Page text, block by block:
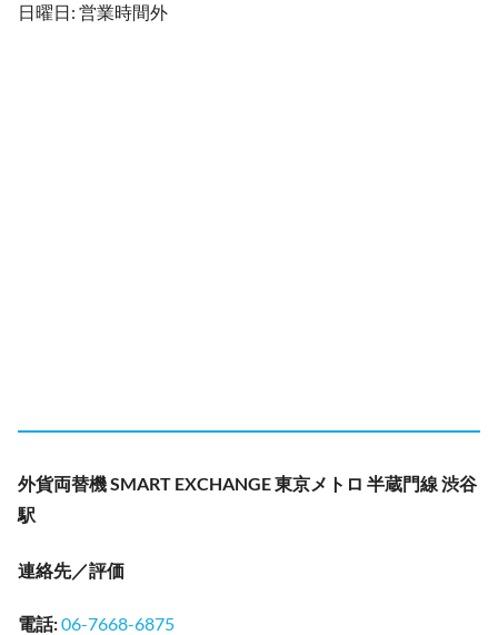
日曜日: 営業時間外
外貨両替機 SMART EXCHANGE 東京メトロ 半蔵門線 渋谷
駅
連絡先／評価
電話:06-7668-6875